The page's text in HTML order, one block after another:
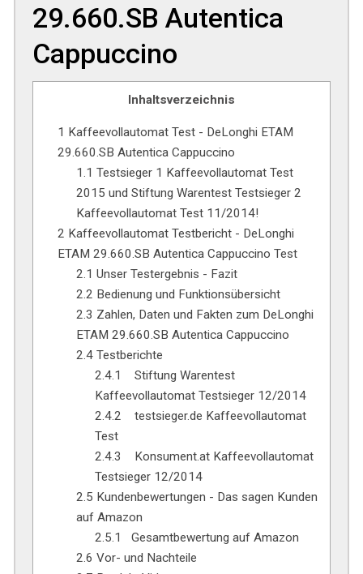
29.660.SB Autentica
Cappuccino
Inhaltsverzeichnis
1 Kaffeevollautomat Test - DeLonghi ETAM
29.660.SB Autentica Cappuccino
1.1 Testsieger 1 Kaffeevollautomat Test
2015 und Stiftung Warentest Testsieger 2
Kaffeevollautomat Test 11/2014!
2 Kaffeevollautomat Testbericht - DeLonghi
ETAM 29.660.SB Autentica Cappuccino Test
2.1 Unser Testergebnis - Fazit
2.2 Bedienung und Funktionsübersicht
2.3 Zahlen, Daten und Fakten zum DeLonghi
ETAM 29.660.SB Autentica Cappuccino
2.4Testberichte
2.4.1
Stiftung Warentest
Kaffeevollautomat Testsieger 12/2014
2.4.2 testsieger.de Kaffeevollautomat
Test
2.4.3 Konsument.at Kaffeevollautomat
Testsieger 12/2014
2.5 Kundenbewertungen - Das sagen Kunden
auf Amazon
2.5.1
Gesamtbewertung auf Amazon
2.6 Vor- und Nachteile